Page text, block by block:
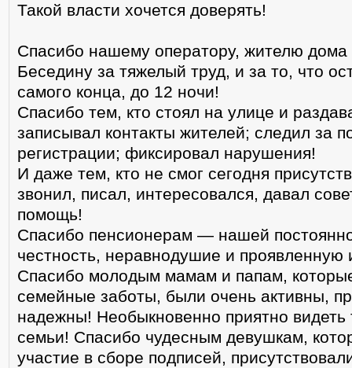
Такой власти хочется доверять!
Спасибо нашему оператору, жителю
Беседину за тяжелый труд, и за то, что
самого конца, до 12 ночи!
Спасибо тем, кто стоял на улице и
записывал контакты жителей; следил за
регистрации; фиксировал нарушения!
И даже тем, кто не смог сегодня
звонил, писал, интересовался, давал
помощь!
Спасибо пенсионерам — нашей
честность, неравнодушие и проявленную
Спасибо молодым мамам и папам,
семейные заботы, были очень активны,
надежны! Необыкновенно приятно
семьи! Спасибо чудесным девушкам,
участие в сборе подписей,